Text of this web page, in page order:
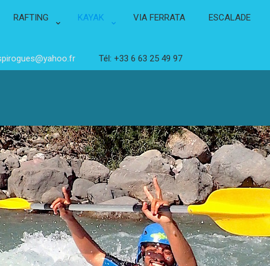
RAFTING KAYAK VIA FERRATA ESCALADE
Tél: +33 6 63 25 49 97